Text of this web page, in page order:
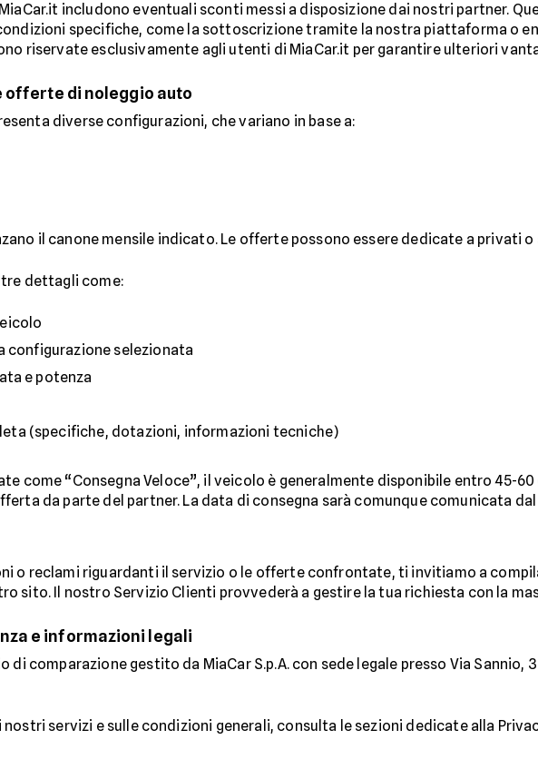
includono eventuali sconti messi a disposizione dai nostri partner.
specifiche, come la sottoscrizione tramite la nostra piattaforma o
riservate esclusivamente agli utenti di MiaCar.it per garantire ulteriori
di noleggio auto
diverse configurazioni, che variano in base a:
il canone mensile indicato. Le offerte possono essere dedicate a privati o
dettagli come:
configurazione selezionata
e potenza
(specifiche, dotazioni, informazioni tecniche)
come “Consegna Veloce”, il veicolo è generalmente disponibile entro 45-
da parte del partner. La data di consegna sarà comunque comunicata
o reclami riguardanti il servizio o le offerte confrontate, ti invitiamo a
sito. Il nostro Servizio Clienti provvederà a gestire la tua richiesta con la
e informazioni legali
di comparazione gestito da MiaCar S.p.A. con sede legale presso Via Sannio, 3
servizi e sulle condizioni generali, consulta le sezioni dedicate alla